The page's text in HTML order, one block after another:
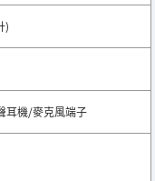
)
耳機/麥克風端子